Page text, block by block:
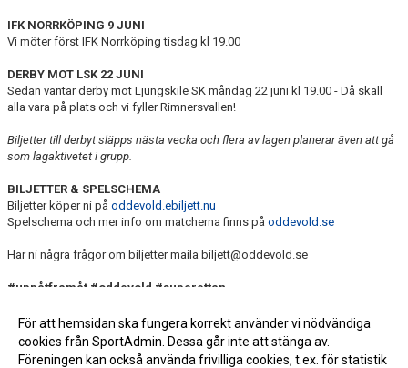
IFK NORRKÖPING 9 JUNI
Vi möter först IFK Norrköping tisdag kl 19.00
DERBY MOT LSK 22 JUNI
Sedan väntar derby mot Ljungskile SK måndag 22 juni kl 19.00 - Då skall
alla vara på plats och vi fyller Rimnersvallen!
Biljetter till derbyt släpps nästa vecka och flera av lagen planerar även att gå
som lagaktivetet i grupp.
BILJETTER & SPELSCHEMA
Biljetter köper ni på oddevold.ebiljett.nu
Spelschema och mer info om matcherna finns på oddevold.se
Har ni några frågor om biljetter maila biljett@oddevold.se
#uppåtframåt #oddevold #superettan
Fler nyheter >>
För att hemsidan ska fungera korrekt använder vi nödvändiga
cookies från SportAdmin. Dessa går inte att stänga av.
Föreningen kan också använda frivilliga cookies, t.ex. för statistik